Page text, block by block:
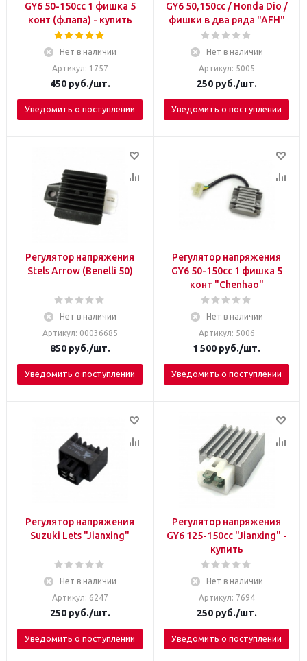
GY6 50-150сс 1 фишка 5
конт (ф.папа) - купить
Нет в наличии
Артикул: 1757
450руб./шт.
Уведомить о поступлении
GY6 50,150сс / Honda Dio /
фишки в два ряда "AFH"
Нет в наличии
Артикул: 5005
250руб./шт.
Уведомить о поступлении
Регулятор напряжения
Stels Arrow (Benelli 50)
Нет в наличии
Артикул: 00036685
850руб./шт.
Уведомить о поступлении
Регулятор напряжения
GY6 50-150сс 1 фишка 5
конт "Chenhao"
Нет в наличии
Артикул: 5006
1 500 руб./шт.
Уведомить о поступлении
Регулятор напряжения
Suzuki Lets "Jianxing"
Нет в наличии
Артикул: 6247
250руб./шт.
Уведомить о поступлении
Регулятор напряжения
GY6 125-150сс "Jianxing" -
купить
Нет в наличии
Артикул: 7694
250руб./шт.
Уведомить о поступлении